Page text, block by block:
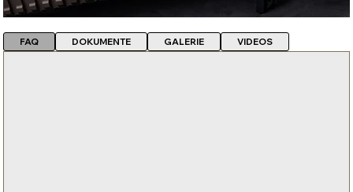
FAQ DOKUMENTE GALERIE VIDEOS